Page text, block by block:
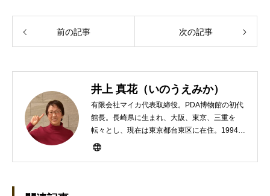
前の記事 次の記事
井上 真花（いのうえみか）
有限会社マイカ代表取締役。PDA博物館の初代
館長。長崎県に生まれ、大阪、東京、三重を
転々とし、現在は東京都台東区に在住。1994年
にHP100LXと出会ったのをきかっけに、フリ